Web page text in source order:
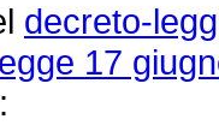
decreto-
17